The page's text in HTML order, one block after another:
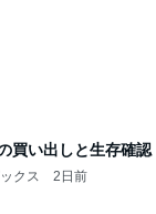
買い出しと生存確認
クス 2日前